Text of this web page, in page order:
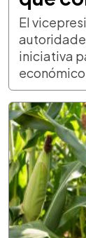
El
iniciativa